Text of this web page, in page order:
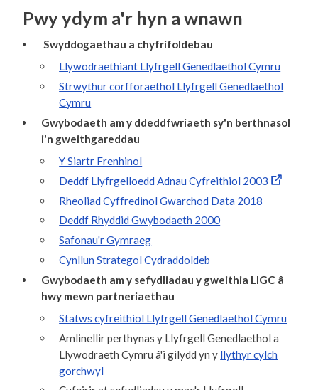
Pwy ydym a'r hyn a wnawn
Swyddogaethau a chyfrifoldebau
Llywodraethiant Llyfrgell Genedlaethol Cymru
Strwythur corfforaethol Llyfrgell Genedlaethol
Cymru
Gwybodaeth am y ddeddfwriaeth sy'n berthnasol
i'n gweithgareddau
Y Siartr Frenhinol
Deddf Llyfrgelloedd Adnau Cyfreithiol 2003
Rheoliad Cyffredinol Gwarchod Data 2018
Deddf Rhyddid Gwybodaeth 2000
Safonau'r Gymraeg
Cynllun Strategol Cydraddoldeb
Gwybodaeth am y sefydliadau y gweithia LlGC â
hwy mewn partneriaethau
Statws cyfreithiol Llyfrgell Genedlaethol Cymru
Amlinellir perthynas y Llyfrgell Genedlaethol a
Llywodraeth Cymru â'i gilydd yn y llythyr cylch
gorchwyl